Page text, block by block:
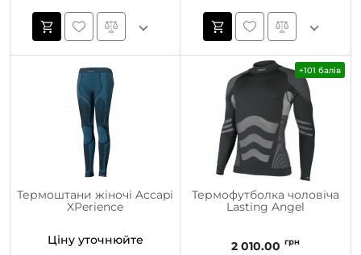
Термоштани жіночі Accapi
XPerience
Ціну уточнюйте
+101 балів
Термофутболка чоловіча
Lasting Angel
2 010.00 грн